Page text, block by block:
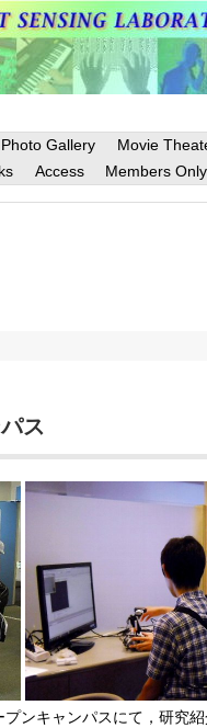
Photo Gallery Movie
Access Members Only
ス
ンキャンパスにて，研究